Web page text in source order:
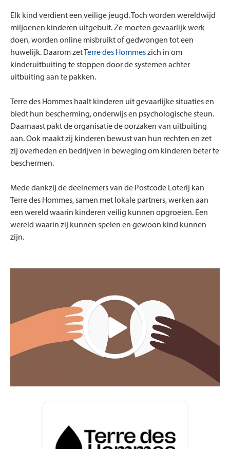
Elk kind verdient een veilige jeugd. Toch worden wereldwijd
miljoenen kinderen uitgebuit. Ze moeten gevaarlijk werk
doen, worden online misbruikt of gedwongen tot een
huwelijk. Daarom zet Terre des Hommeszich in om
kinderuitbuiting te stoppen door de systemen achter
uitbuiting aan te pakken.
Terre des Hommes haalt kinderen uit gevaarlijke situaties en
biedt hun bescherming, onderwijs en psychologische steun.
Daarnaast pakt de organisatie de oorzaken van uitbuiting
aan. Ook maakt zij kinderen bewust van hun rechten en zet
zij overheden en bedrijven in beweging om kinderen beter te
beschermen.
Mede dankzij de deelnemers van de Postcode Loterij kan
Terre des Hommes, samen met lokale partners, werken aan
een wereld waarin kinderen veilig kunnen opgroeien. Een
wereld waarin zij kunnen spelen en gewoon kind kunnen
zijn.